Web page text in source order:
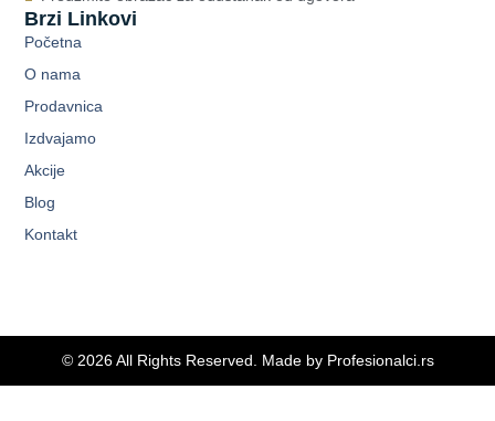
Brzi Linkovi
Početna
O nama
Prodavnica
Izdvajamo
Akcije
Blog
Kontakt
© 2026 All Rights Reserved. Made by Profesionalci.rs